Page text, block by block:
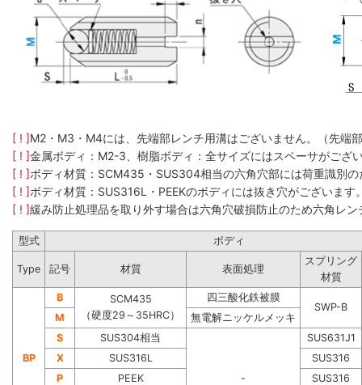
[ ! ]M2・M3・M4には、先端部レンチ用溝はございません。（先端
[ ! ]金属ボディ：M2-3、樹脂ボディ：全サイズにはスペーサがござ
[ ! ]ボディ材質：SCM435​・SUS304​相当の六角穴部には荷重識別
[ ! ]ボディ材質：SUS316L・PEEKのボディには抜き穴がございます
[ ! ]緩み防止処理品を取り外す場合は六角穴破損防止のため六角レ
型式 ボディ
Type 記号 材質 表面処理
スプリング
材質
BP
B
SCM435
（硬度29～35HRC）
四三酸化鉄被膜
SWP-B
M
無電解ニッケルメッキ
S
SUS304相当
-
SUS631J1
X
SUS316L
SUS316
P
PEEK
SUS316